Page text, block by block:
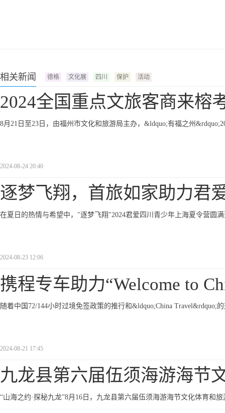
相关新闻 德格 文化展 四川 保护 活动
2024全国重点文旅客商来榕
8月21日至23日，由福州市文化和旅游局主办，&ldquo;有福之州
2024-08-24 20:40
逐梦飞翔，首旅如家助力君
在夏日的热情与希望中，"逐梦飞翔"2024君爱四川青少年上海夏令营圆
2024-08-23 12:06
携程专车助力“Welcome to
随着中国72/144小时过境免签政策的推行和&ldquo;China Travel&rdquo;
2024-08-21 17:45
九龙县第六届伍须海游海节
“山海之约·探秘九龙”8月16日，九龙县第六届伍须海游海节文化体育和